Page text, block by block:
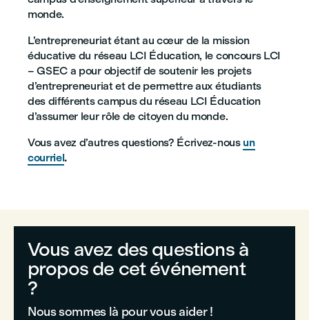
monde.
L’entrepreneuriat étant au cœur de la mission
éducative du réseau LCI Éducation, le concours LCI
– GSEC a pour objectif de soutenir les projets
d’entrepreneuriat et de permettre aux étudiants
des différents campus du réseau LCI Éducation
d’assumer leur rôle de citoyen du monde.
Vous avez d’autres questions? Écrivez-nous un
courriel.
Vous avez des questions à
propos de cet événement
?
Nous sommes là pour vous aider !